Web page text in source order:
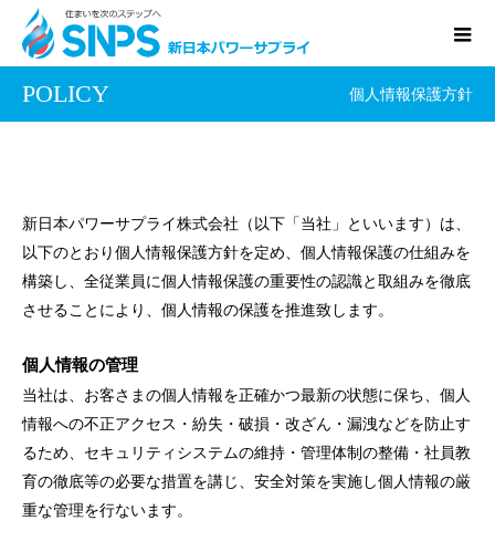
POLICY 個人情報保護方針
新日本パワーサプライ株式会社（以下「当社」といいます）は、
以下のとおり個人情報保護方針を定め、個人情報保護の仕組みを
構築し、全従業員に個人情報保護の重要性の認識と取組みを徹底
させることにより、個人情報の保護を推進致します。
個人情報の管理
当社は、お客さまの個人情報を正確かつ最新の状態に保ち、個人
情報への不正アクセス・紛失・破損・改ざん・漏洩などを防止す
るため、セキュリティシステムの維持・管理体制の整備・社員教
育の徹底等の必要な措置を講じ、安全対策を実施し個人情報の厳
重な管理を行ないます。